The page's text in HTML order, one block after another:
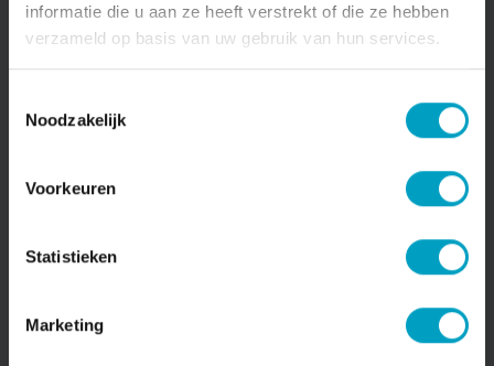
informatie die u aan ze heeft verstrekt of die ze hebben
verzameld op basis van uw gebruik van hun services.
Noodzakelijk
Voorkeuren
Statistieken
Marketing
Voordelen nieuwbouwwoningen